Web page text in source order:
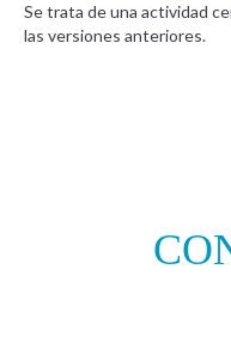
Se trata de una actividad
las versiones anteriores.